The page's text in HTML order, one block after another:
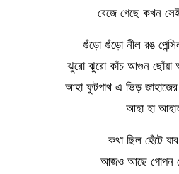
বেজে গেছে কখন
গুঁড়ো গুঁড়ো নীল রঙ
ঝুরো ঝুরো কাঁচ আগুন ছোঁয়া
আহা ফুটপাথ এ ভিড় জাহাজের
আহা হা
কথা ছিল হেঁটে
আজও আছে গোপন